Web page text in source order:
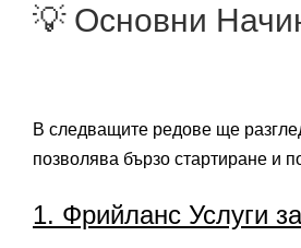
💡 Основни
В следващите редове ще
позволява бързо стартиране и
1. Фрийланс Услуги